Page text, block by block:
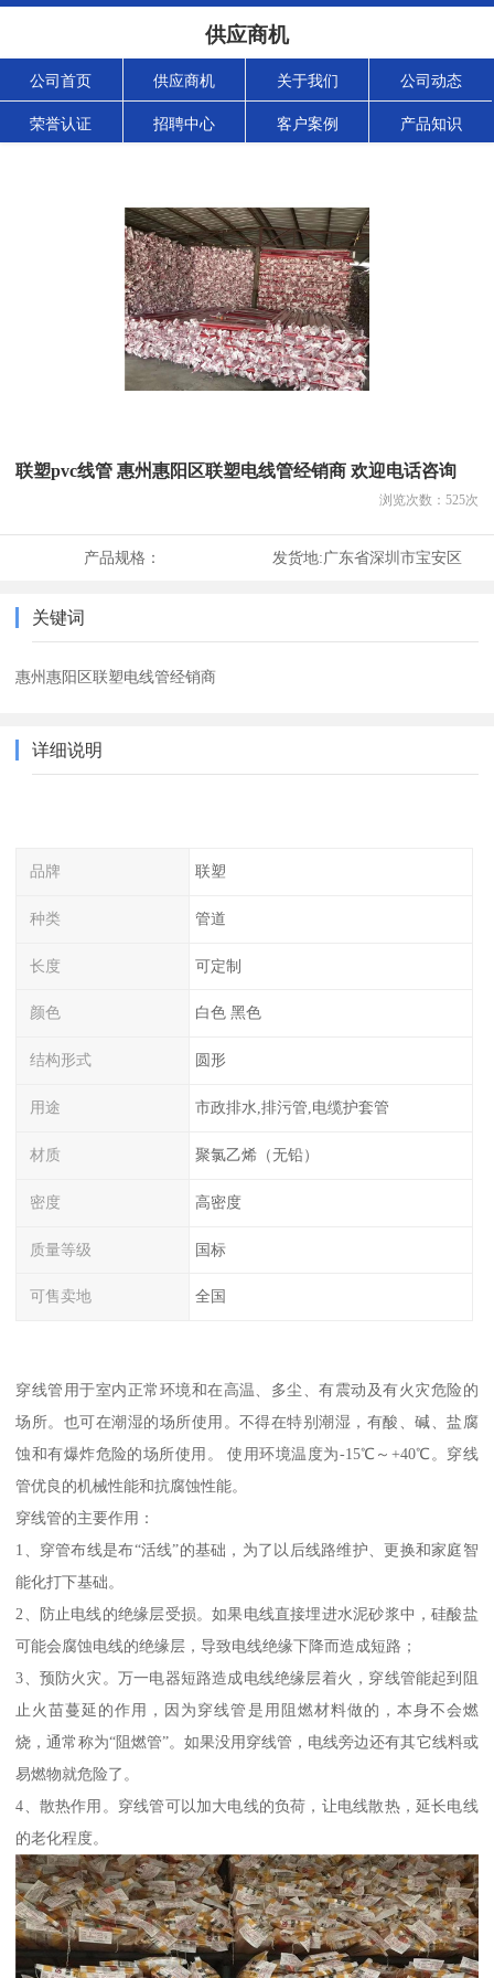
供应商机
公司首页 供应商机 关于我们 公司动态
荣誉认证 招聘中心 客户案例 产品知识
联塑pvc线管 惠州惠阳区联塑电线管经销商 欢迎电话咨询
浏览次数： 525次
产品规格： 发货地:广东省深圳市宝安区
关键词
惠州惠阳区联塑电线管经销商
详细说明
品牌 联塑
种类 管道
长度 可定制
颜色 白色 黑色
结构形式 圆形
用途 市政排水,排污管,电缆护套管
材质 聚氯乙烯（无铅）
密度 高密度
质量等级 国标
可售卖地 全国
穿线管用于室内正常环境和在高温、多尘、有震动及有火灾危险的
场所。也可在潮湿的场所使用。不得在特别潮湿，有酸、碱、盐腐
蚀和有爆炸危险的场所使用。 使用环境温度为-15℃～+40℃。穿线
管优良的机械性能和抗腐蚀性能。
穿线管的主要作用：
1、穿管布线是布“活线”的基础，为了以后线路维护、更换和家庭智
能化打下基础。
2、防止电线的绝缘层受损。如果电线直接埋进水泥砂浆中，硅酸盐
可能会腐蚀电线的绝缘层，导致电线绝缘下降而造成短路；
3、预防火灾。万一电器短路造成电线绝缘层着火，穿线管能起到阻
止火苗蔓延的作用，因为穿线管是用阻燃材料做的，本身不会燃
烧，通常称为“阻燃管”。如果没用穿线管，电线旁边还有其它线料或
易燃物就危险了。
4、散热作用。穿线管可以加大电线的负荷，让电线散热，延长电线
的老化程度。